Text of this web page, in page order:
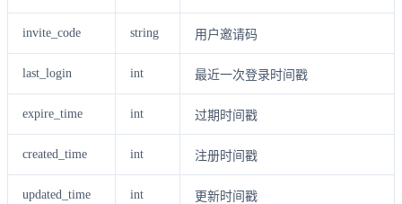
invite_code string 用户邀请码
last_login int 最近一次登录时间戳
expire_time int 过期时间戳
created_time int 注册时间戳
updated_time int 更新时间戳